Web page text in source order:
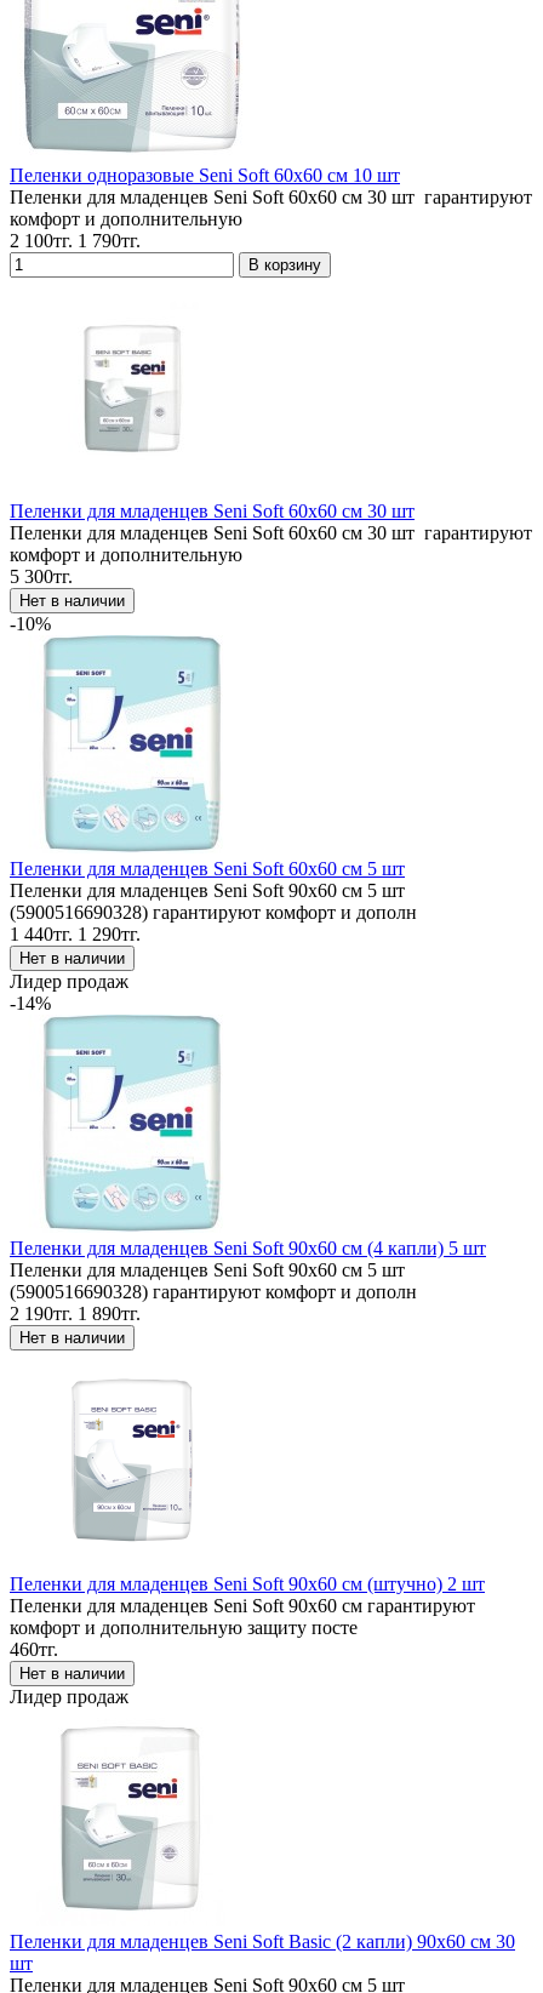
Пеленки одноразовые Seni Soft 60x60 см 10 шт
Пеленки для младенцев Seni Soft 60x60 см 30 шт гарантируют
комфорт и дополнительную
2 100тг. 1 790тг.
Пеленки для младенцев Seni Soft 60x60 см 30 шт
Пеленки для младенцев Seni Soft 60x60 см 30 шт гарантируют
комфорт и дополнительную
5 300тг.
-10%
Пеленки для младенцев Seni Soft 60x60 см 5 шт
Пеленки для младенцев Seni Soft 90x60 см 5 шт
(5900516690328) гарантируют комфорт и дополн
1 440тг. 1 290тг.
Лидер продаж
-14%
Пеленки для младенцев Seni Soft 90x60 см (4 капли) 5 шт
Пеленки для младенцев Seni Soft 90x60 см 5 шт
(5900516690328) гарантируют комфорт и дополн
2 190тг. 1 890тг.
Пеленки для младенцев Seni Soft 90x60 см (штучно) 2 шт
Пеленки для младенцев Seni Soft 90x60 см гарантируют
комфорт и дополнительную защиту посте
460тг.
Лидер продаж
Пеленки для младенцев Seni Soft Basic (2 капли) 90x60 см 30
шт
Пеленки для младенцев Seni Soft 90x60 см 5 шт